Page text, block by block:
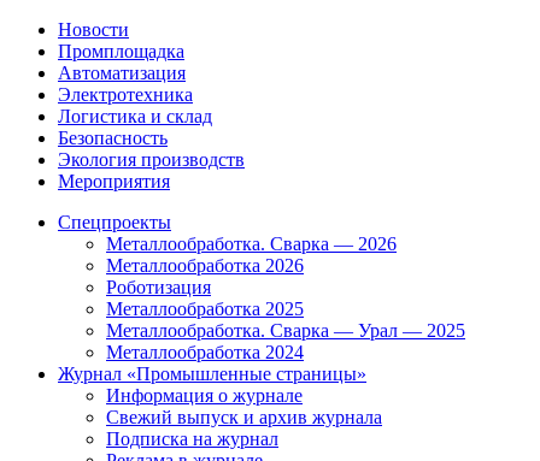
Новости
Промплощадка
Автоматизация
Электротехника
Логистика и склад
Безопасность
Экология производств
Мероприятия
Спецпроекты
Металлообработка. Сварка — 2026
Металлообработка 2026
Роботизация
Металлообработка 2025
Металлообработка. Сварка — Урал — 2025
Металлообработка 2024
Журнал «Промышленные страницы»
Информация о журнале
Свежий выпуск и архив журнала
Подписка на журнал